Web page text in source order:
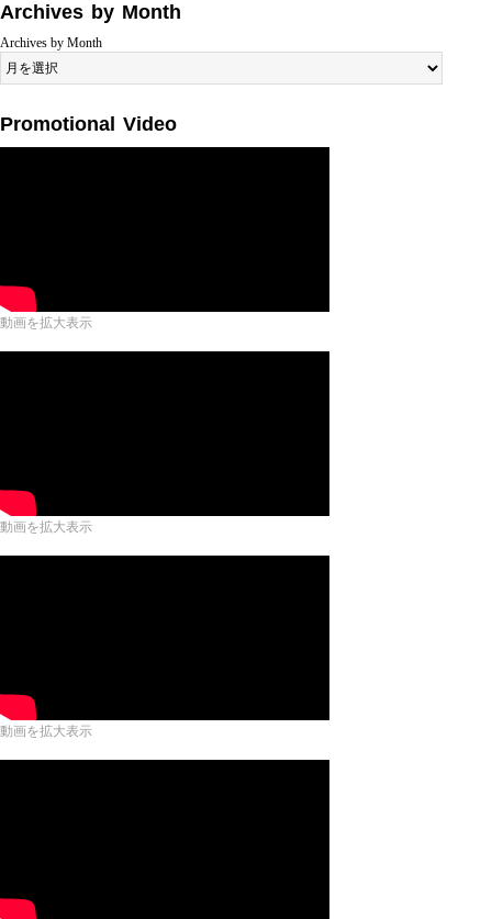
Archives by Month
Archives by Month
Promotional Video
動画を拡大表示
動画を拡大表示
動画を拡大表示